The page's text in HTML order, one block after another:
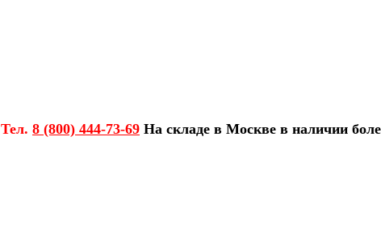
Тел. 8 (800) 444-73-69 На складе в Москве в наличии